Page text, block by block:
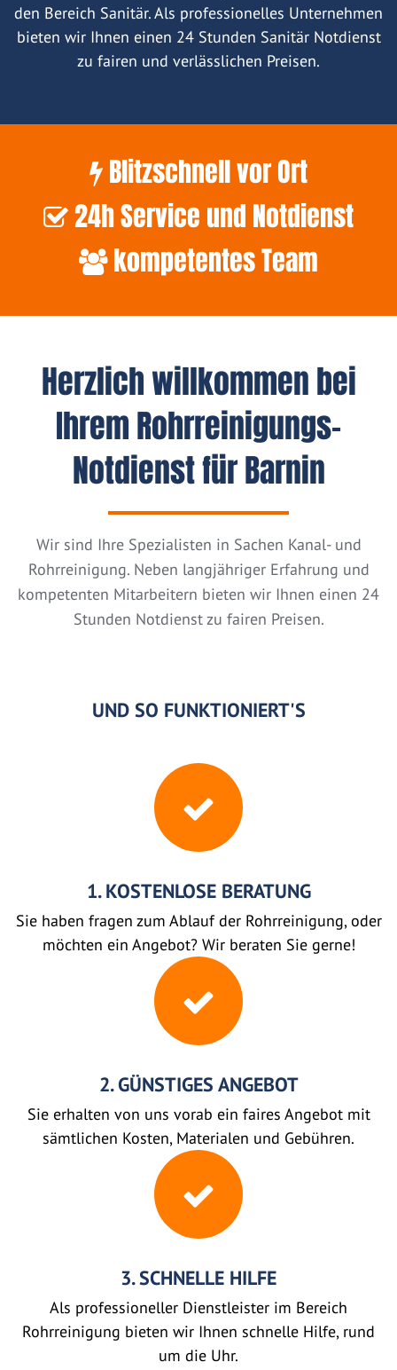
den Bereich Sanitär. Als professionelles Unternehmen
bieten wir Ihnen einen 24 Stunden Sanitär Notdienst
zu fairen und verlässlichen Preisen.
Blitzschnell vor Ort
24h Service und Notdienst
kompetentes Team
Herzlich willkommen bei
Ihrem Rohrreinigungs-
Notdienst für Barnin
Wir sind Ihre Spezialisten in Sachen Kanal- und
Rohrreinigung. Neben langjähriger Erfahrung und
kompetenten Mitarbeitern bieten wir Ihnen einen 24
Stunden Notdienst zu fairen Preisen.
UND SO FUNKTIONIERT'S
1. KOSTENLOSE BERATUNG
Sie haben fragen zum Ablauf der Rohrreinigung, oder
möchten ein Angebot? Wir beraten Sie gerne!
2. GÜNSTIGES ANGEBOT
Sie erhalten von uns vorab ein faires Angebot mit
sämtlichen Kosten, Materialen und Gebühren.
3. SCHNELLE HILFE
Als professioneller Dienstleister im Bereich
Rohrreinigung bieten wir Ihnen schnelle Hilfe, rund
um die Uhr.